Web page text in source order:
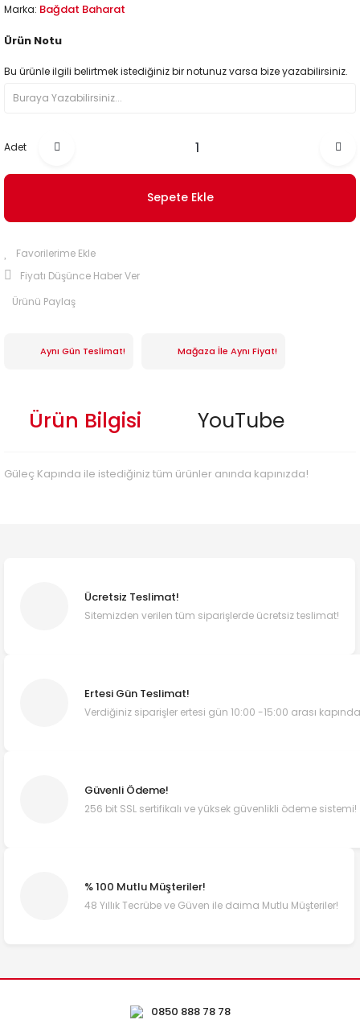
Marka: Bağdat Baharat
Ürün Notu
Bu ürünle ilgili belirtmek istediğiniz bir notunuz varsa bize yazabilirsiniz.
Adet
Sepete Ekle
Fiyatı Düşünce Haber Ver
Ürünü Paylaş
Aynı Gün Teslimat! Mağaza İle Aynı Fiyat!
Ürün Bilgisi YouTube
Güleç Kapında ile istediğiniz tüm ürünler anında kapınızda!
Ücretsiz Teslimat!
Sitemizden verilen tüm siparişlerde ücretsiz teslimat!
Ertesi Gün Teslimat!
Verdiğiniz siparişler ertesi gün 10:00 -15:00 arası
Güvenli Ödeme!
256 bit SSL sertifikalı ve yüksek güvenlikli ödeme sistemi!
% 100 Mutlu Müşteriler!
48 Yıllık Tecrübe ve Güven ile daima Mutlu Müşteriler!
0850 888 78 78